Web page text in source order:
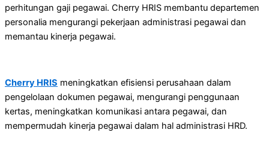
perhitungan gaji pegawai. Cherry HRIS membantu departemen
personalia mengurangi pekerjaan administrasi pegawai dan
memantau kinerja pegawai.
Cherry HRIS meningkatkan efisiensi perusahaan dalam
pengelolaan dokumen pegawai, mengurangi penggunaan
kertas, meningkatkan komunikasi antara pegawai, dan
mempermudah kinerja pegawai dalam hal administrasi HRD.